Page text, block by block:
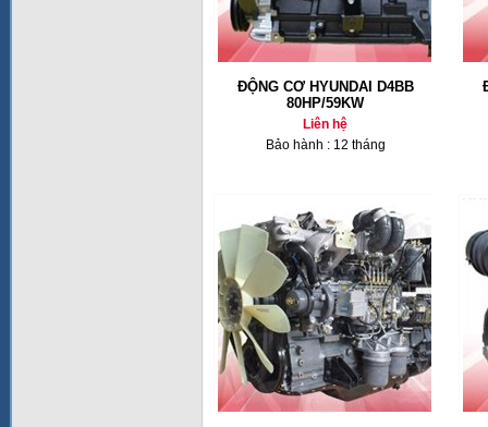
ĐỘNG CƠ HYUNDAI D4BB
80HP/59KW
Liên hệ
Bảo hành : 12 tháng